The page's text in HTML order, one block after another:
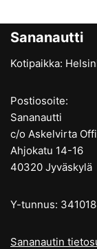
Sananautti
Kotipaikka:
Postiosoite:
Sananautti
c/o Askelvirta
Ahjokatu 14-16
40320 Jyväskylä
Y-tunnus:
Sananautin